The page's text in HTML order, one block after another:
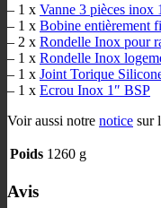
– 1 x Vanne 3 pièces inox
– 1 x Bobine entièrement
– 2 x Rondelle Inox pour
– 1 x Rondelle Inox
– 1 x Joint Torique
– 1 x Ecrou Inox 1″ BSP
Voir aussi notre notice sur
Poids 1260 g
Avis